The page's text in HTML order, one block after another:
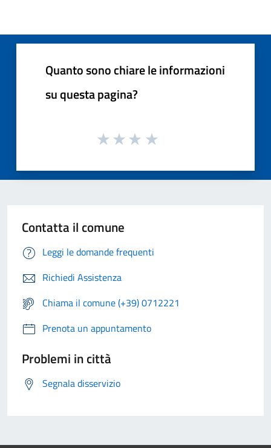
Quanto sono chiare le informazioni
su questa pagina?
Contatta il comune
Leggi le domande frequenti
Richiedi Assistenza
Chiama il comune (+39) 0712221
Prenota un appuntamento
Problemi in città
Segnala disservizio